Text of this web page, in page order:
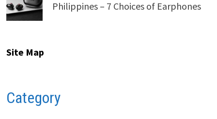
Philippines – 7 Choices of Earphones
Site Map
Category